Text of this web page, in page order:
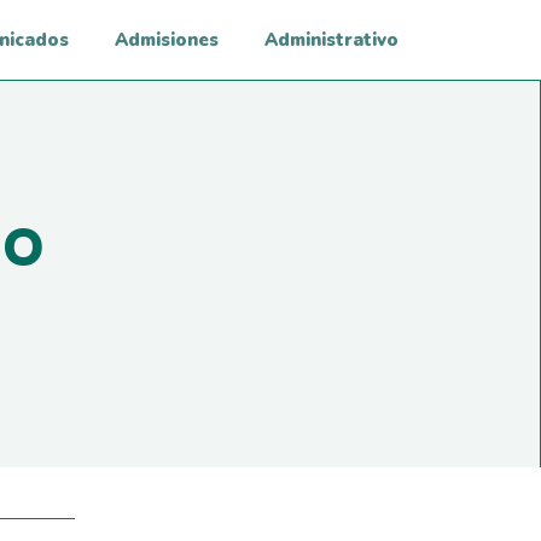
Admisiones Administrativo